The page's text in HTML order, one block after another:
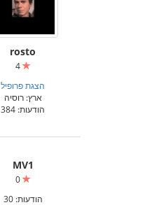
rosto
4
הצגת פרופיל
ארץ: רוסיה
הודעות: 384
MV1
0
הודעות: 30